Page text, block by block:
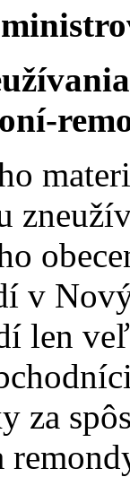
v
len
za